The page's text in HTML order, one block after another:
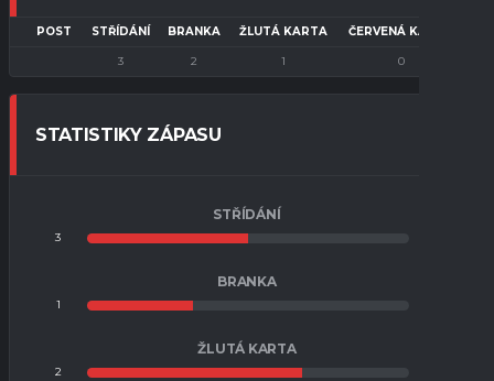
POST STŘÍDÁNÍ BRANKA ŽLUTÁ KARTA ČERVENÁ KARTA
3 2 1 0
STATISTIKY ZÁPASU
STŘÍDÁNÍ
3
BRANKA
1
ŽLUTÁ KARTA
2